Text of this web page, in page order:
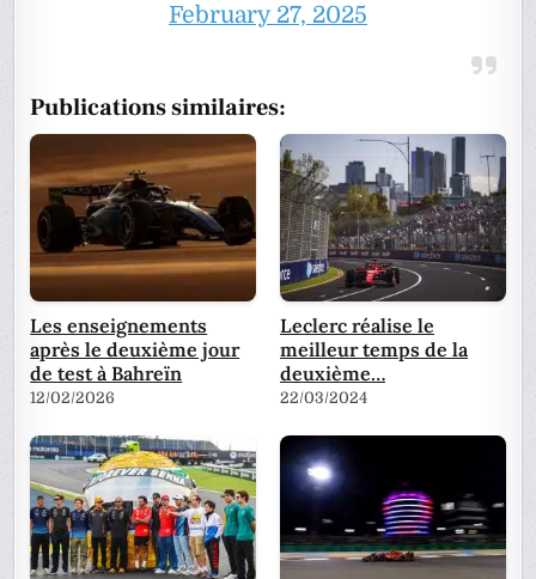
February 27, 2025
Publications similaires:
Les enseignements
après le deuxième jour
de test à Bahreïn
12/02/2026
Leclerc réalise le
meilleur temps de la
deuxième…
22/03/2024